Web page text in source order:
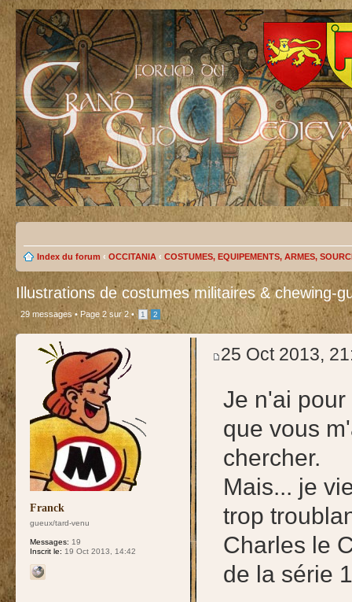
Index du forum ‹ OCCITANIA ‹ COSTUMES, EQUIPEMENTS, ARMES,
Illustrations de costumes militaires & chewing-
29 messages •Page 2sur2 • 1 2
Franck
gueux/tard-venu
Messages: 19
Inscrit le: 19 Oct 2013, 14:42
25 Oct 2013,
Je n'ai
que vous
chercher.
Mais... je
trop
Charles le
de la série 1